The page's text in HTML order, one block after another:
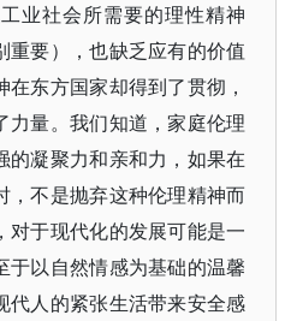
业社会所需要的理性精神
重要），也缺乏应有的价值
东方国家却得到了贯彻，
力量。我们知道，家庭伦理
的凝聚力和亲和力，如果在
，不是抛弃这种伦理精神而
对于现代化的发展可能是一
于以自然情感为基础的温馨
代人的紧张生活带来安全感